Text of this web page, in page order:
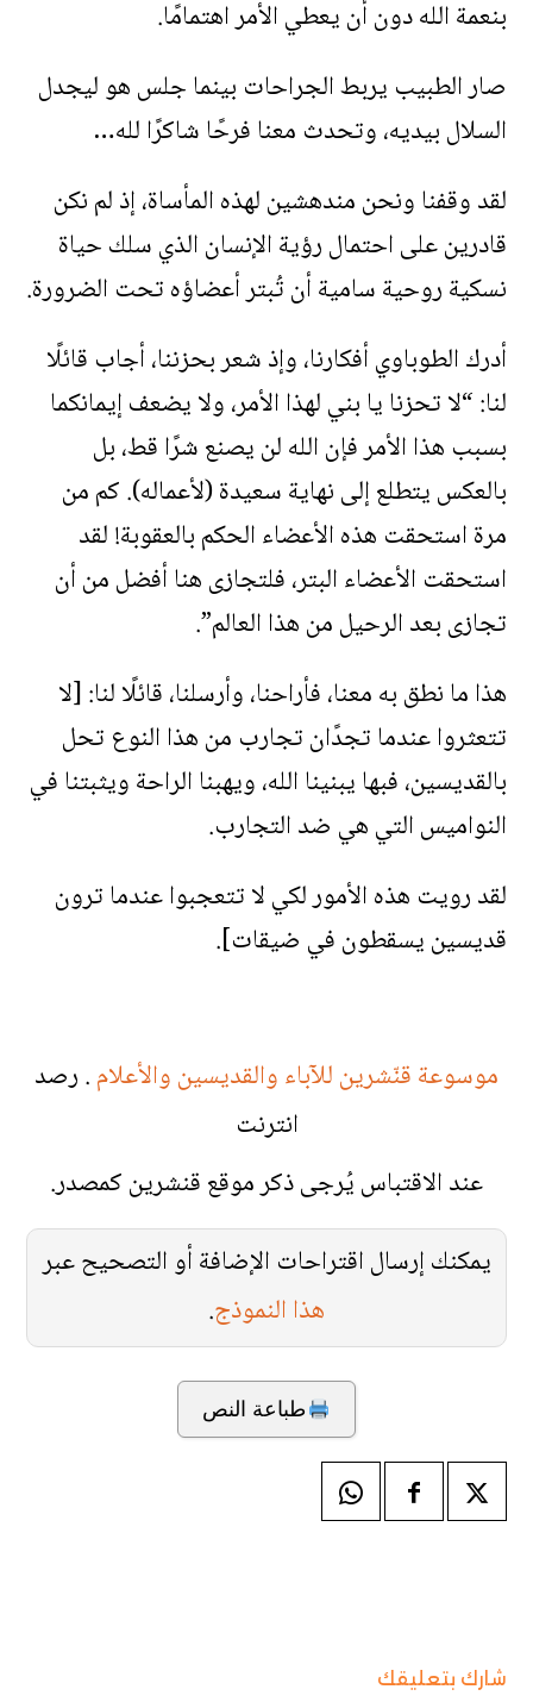
بنعمة الله دون أن يعطي الأمر اهتمامًا.
صار الطبيب يربط الجراحات بينما جلس هو ليجدل
السلال بيديه، وتحدث معنا فرحًا شاكرًا لله…
لقد وقفنا ونحن مندهشين لهذه المأساة، إذ لم نكن
قادرين على احتمال رؤية الإنسان الذي سلك حياة
نسكية روحية سامية أن تُبتر أعضاؤه تحت الضرورة.
أدرك الطوباوي أفكارنا، وإذ شعر بحزننا، أجاب قائلًا
لنا: “لا تحزنا يا بني لهذا الأمر، ولا يضعف إيمانكما
بسبب هذا الأمر فإن الله لن يصنع شرًا قط، بل
بالعكس يتطلع إلى نهاية سعيدة (لأعماله). كم من
مرة استحقت هذه الأعضاء الحكم بالعقوبة! لقد
استحقت الأعضاء البتر، فلتجازى هنا أفضل من أن
تجازى بعد الرحيل من هذا العالم”.
هذا ما نطق به معنا، فأراحنا، وأرسلنا، قائلًا لنا: [لا
تتعثروا عندما تجدًان تجارب من هذا النوع تحل
بالقديسين، فبها يبنينا الله، ويهبنا الراحة ويثبتنا في
النواميس التي هي ضد التجارب.
لقد رويت هذه الأمور لكي لا تتعجبوا عندما ترون
قديسين يسقطون في ضيقات].
موسوعة قنّشرين للآباء والقديسين والأعلام. رصد
انترنت
عند الاقتباس يُرجى ذكر موقع قنشرين كمصدر.
يمكنك إرسال اقتراحات الإضافة أو التصحيح عبر
هذا النموذج.
طباعة النص
شارك بتعليقك